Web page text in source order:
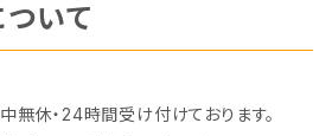
いて
無休・24時間受け付けております。